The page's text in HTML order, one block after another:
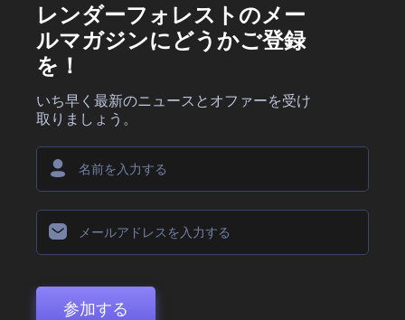
レンダーフォレストのメー
ルマガジンにどうかご登録
を！
いち早く最新のニュースとオファーを受け
取りましょう。
参加する